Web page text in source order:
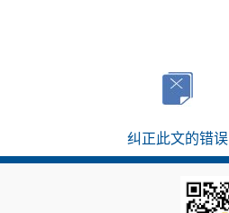
纠正此文的错误